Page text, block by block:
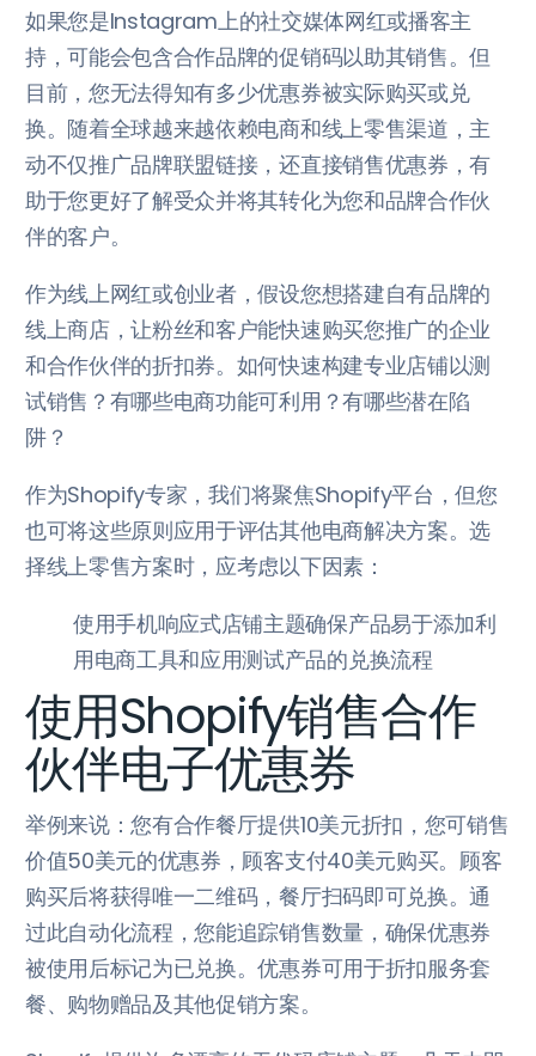
如果您是Instagram上的社交媒体网红或播客主
持，可能会包含合作品牌的促销码以助其销售。但
目前，您无法得知有多少优惠券被实际购买或兑
换。随着全球越来越依赖电商和线上零售渠道，主
动不仅推广品牌联盟链接，还直接销售优惠券，有
助于您更好了解受众并将其转化为您和品牌合作伙
伴的客户。
作为线上网红或创业者，假设您想搭建自有品牌的
线上商店，让粉丝和客户能快速购买您推广的企业
和合作伙伴的折扣券。如何快速构建专业店铺以测
试销售？有哪些电商功能可利用？有哪些潜在陷
阱？
作为Shopify专家，我们将聚焦Shopify平台，但您
也可将这些原则应用于评估其他电商解决方案。选
择线上零售方案时，应考虑以下因素：
使用手机响应式店铺主题确保产品易于添加利
用电商工具和应用测试产品的兑换流程
使用Shopify销售合作
伙伴电子优惠券
举例来说：您有合作餐厅提供10美元折扣，您可销售
价值50美元的优惠券，顾客支付40美元购买。顾客
购买后将获得唯一二维码，餐厅扫码即可兑换。通
过此自动化流程，您能追踪销售数量，确保优惠券
被使用后标记为已兑换。优惠券可用于折扣服务套
餐、购物赠品及其他促销方案。